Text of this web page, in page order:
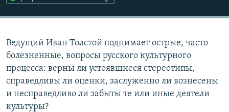
Ведущий Иван Толстой поднимает острые, часто
болезненные, вопросы русского культурного
процесса: верны ли устоявшиеся стереотипы,
справедливы ли оценки, заслуженно ли вознесены
и несправедливо ли забыты те или иные деятели
культуры?